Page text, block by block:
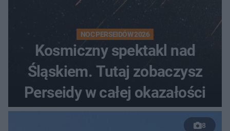
NOC PERSEIDÓW 2026
Kosmiczny spektakl nad
Śląskiem. Tutaj zobaczysz
Perseidy w całej okazałości
8